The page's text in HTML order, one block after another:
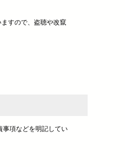
すので、盗聴や改竄
項などを明記してい